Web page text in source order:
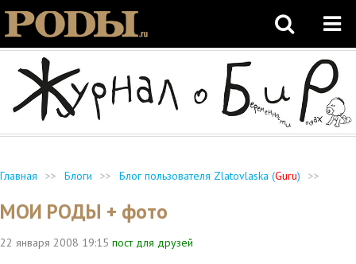
Главная >> Блоги >> Блог пользователя Zlatovlaska (Guru) >>
МОИ РОДЫ + фото
22 января 2008 19:15 пост для друзей